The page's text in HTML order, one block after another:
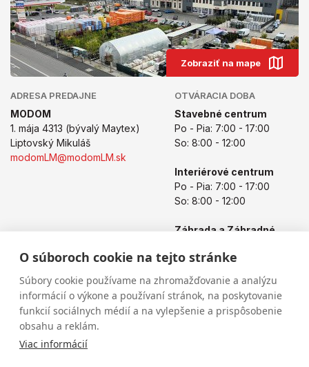
O súboroch cookie na tejto stránke
Súbory cookie používame na zhromažďovanie a analýzu
informácií o výkone a používaní stránok, na poskytovanie
funkcií sociálnych médií a na vylepšenie a prispôsobenie
obsahu a reklám.
Viac informácií
Zobraziť na mape
ADRESA PREDAJNE
MODOM
1. mája 4313 (bývalý Maytex)
Liptovský Mikuláš
modomLM@modomLM.sk
OTVÁRACIA DOBA
Stavebné centrum
Po - Pia: 7:00 - 17:00
So: 8:00 - 12:00
Interiérové centrum
Po - Pia: 7:00 - 17:00
So: 8:00 - 12:00
Záhrada a Záhradné
Po - Pia: 8:00 - 17:00
So: 8:00 - 12:00